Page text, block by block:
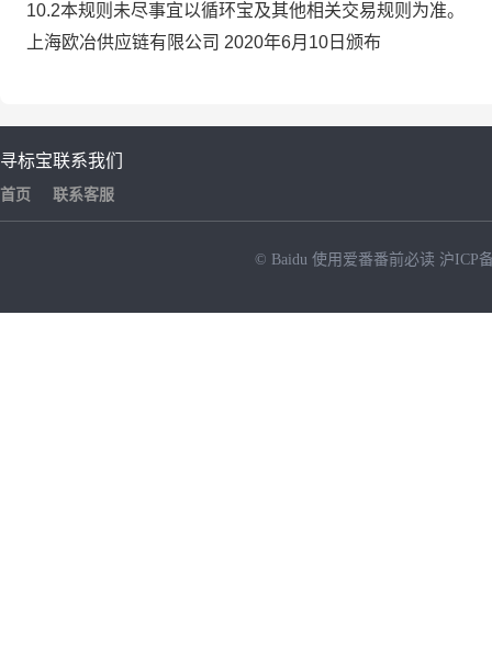
10.2本规则未尽事宜以循环宝及其他相关交易规则为准。
上海欧冶供应链有限公司 2020年6月10日颁布
寻标宝
首页
联系我们
联系客服
© Baidu 使用爱番番前必读 沪ICP